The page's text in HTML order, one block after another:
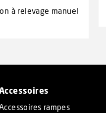
à relevage manuel
Accessoires rampes